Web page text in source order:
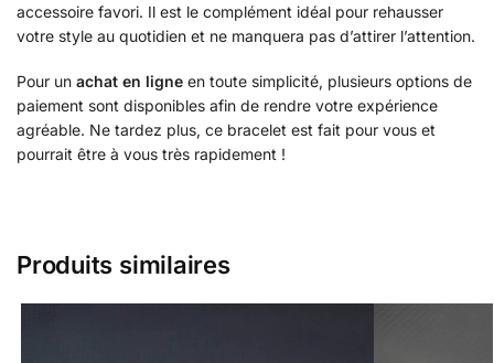
accessoire favori. Il est le complément idéal pour rehausser
votre style au quotidien et ne manquera pas d’attirer l’attention.
Pour un achat en ligne en toute simplicité, plusieurs options de
paiement sont disponibles afin de rendre votre expérience
agréable. Ne tardez plus, ce bracelet est fait pour vous et
pourrait être à vous très rapidement !
Produits similaires